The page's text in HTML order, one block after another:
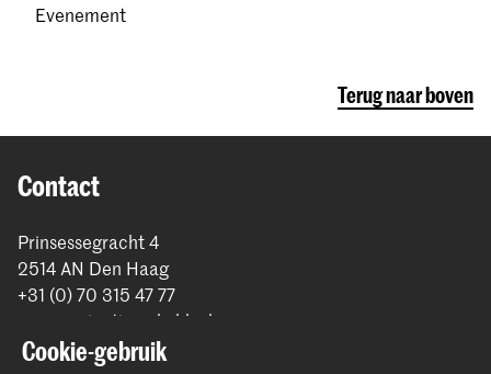
Evenement
Terug naar boven
Contact
Prinsessegracht 4
2514 AN Den Haag
+31 (0) 70 315 47 77
communication@kabk.nl
Graduation Show 2026
Cookie-gebruik